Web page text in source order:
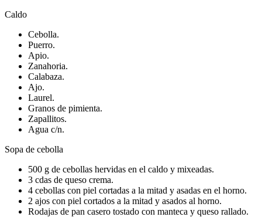
Caldo
Cebolla.
Puerro.
Apio.
Zanahoria.
Calabaza.
Ajo.
Laurel.
Granos de pimienta.
Zapallitos.
Agua c/n.
Sopa de cebolla
500 g de cebollas hervidas en el caldo y mixeadas.
3 cdas de queso crema.
4 cebollas con piel cortadas a la mitad y asadas en el horno.
2 ajos con piel cortados a la mitad y asados al horno.
Rodajas de pan casero tostado con manteca y queso rallado.